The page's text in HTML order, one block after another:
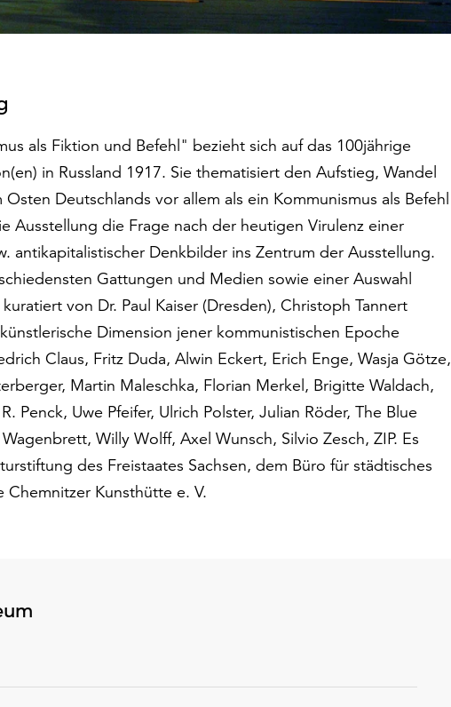
als Fiktion und Befehl" bezieht sich auf das 100jährige
in Russland 1917. Sie thematisiert den Aufstieg, Wandel
Deutschlands vor allem als ein Kommunismus als Befehl
Ausstellung die Frage nach der heutigen Virulenz einer
antikapitalistischer Denkbilder ins Zentrum der Ausstellung.
Gattungen und Medien sowie einer Auswahl
von Dr. Paul Kaiser (Dresden), Christoph Tannert
Dimension jener kommunistischen Epoche
Claus, Fritz Duda, Alwin Eckert, Erich Enge, Wasja Götze,
Martin Maleschka, Florian Merkel, Brigitte Waldach,
Penck, Uwe Pfeifer, Ulrich Polster, Julian Röder, The Blue
Willy Wolff, Axel Wunsch, Silvio Zesch, ZIP. Es
des Freistaates Sachsen, dem Büro für städtisches
Kunsthütte e. V.